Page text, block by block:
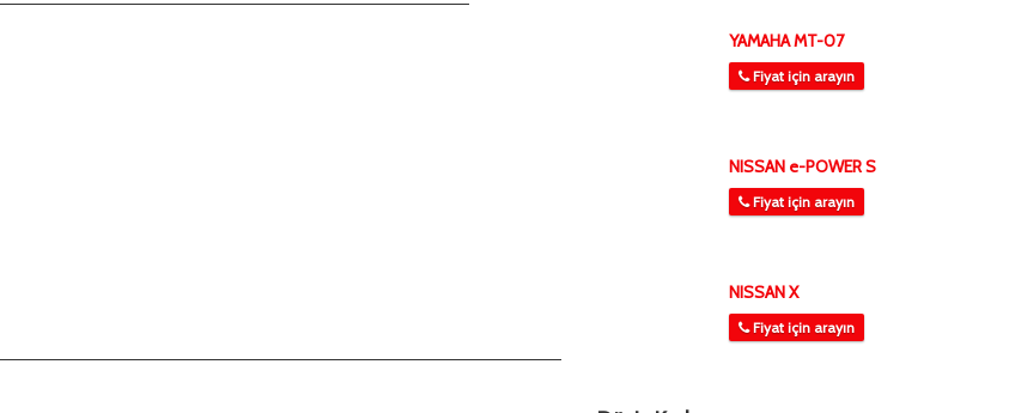
YAMAHA MT-07
Fiyat için arayın
NISSAN e-POWER S
Fiyat için arayın
NISSAN X
Fiyat için arayın